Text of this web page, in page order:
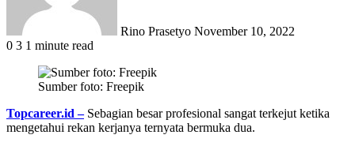
Rino Prasetyo November 10, 2022
0 3 1 minute read
Sumber foto: Freepik
Topcareer.id –Sebagian besar profesional sangat terkejut ketika
mengetahui rekan kerjanya ternyata bermuka dua.